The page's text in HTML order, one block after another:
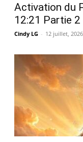
Activation du
12:21 Partie
Cindy LG - 12 juillet, 2026